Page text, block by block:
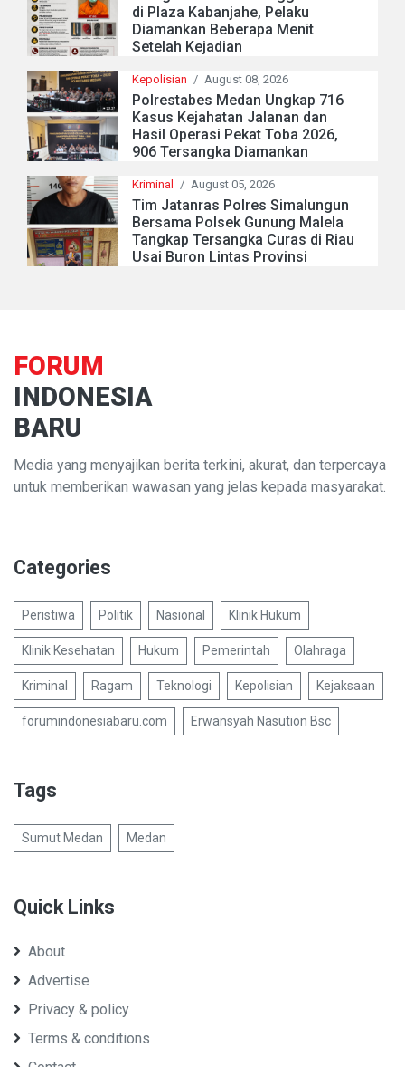
di Plaza Kabanjahe, Pelaku
Diamankan Beberapa Menit
Setelah Kejadian
Kepolisian / August 08, 2026
Polrestabes Medan Ungkap 716
Kasus Kejahatan Jalanan dan
Hasil Operasi Pekat Toba 2026,
906 Tersangka Diamankan
Kriminal / August 05, 2026
Tim Jatanras Polres Simalungun
Bersama Polsek Gunung Malela
Tangkap Tersangka Curas di Riau
Usai Buron Lintas Provinsi
FORUM
INDONESIA
BARU
Media yang menyajikan berita terkini, akurat, dan terpercaya
untuk memberikan wawasan yang jelas kepada masyarakat.
Categories
Peristiwa Politik Nasional Klinik Hukum
Klinik Kesehatan Hukum Pemerintah Olahraga
Kriminal Ragam Teknologi Kepolisian Kejaksaan
forumindonesiabaru.com Erwansyah Nasution Bsc
Tags
Sumut Medan Medan
Quick Links
About
Advertise
Privacy & policy
Terms & conditions